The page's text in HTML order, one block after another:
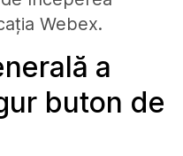
Webex.
a
buton de